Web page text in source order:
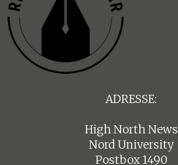
ADRESSE:
High North News
Nord University
Postbox 1490